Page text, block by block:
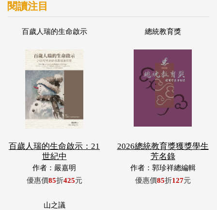
閱讀注目
百歲人瑞的生命啟示
百歲人瑞的生命啟示：21
世紀中
作者：嚴嘉明
優惠價85折425元
總統教育獎
2026總統教育獎獲獎學生
芳名錄
作者：郭珍祥總編輯
優惠價85折127元
山之議